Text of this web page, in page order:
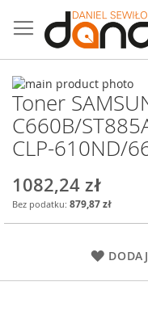
do
treści
Przejdź
na
koniec
galerii
Przejdź
na
początek
galerii
Toner
C660B/
CLP-610ND/
1082,24 zł
879,87 zł